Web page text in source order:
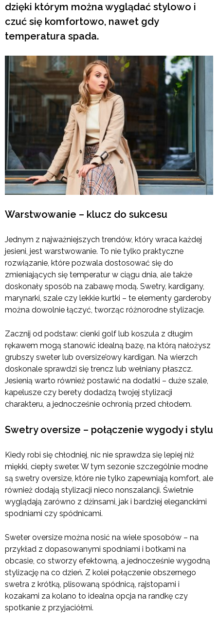
dzięki którym można wyglądać stylowo i
czuć się komfortowo, nawet gdy
temperatura spada.
Warstwowanie – klucz do sukcesu
Jednym z najważniejszych trendów, który wraca każdej
jesieni, jest warstwowanie. To nie tylko praktyczne
rozwiązanie, które pozwala dostosować się do
zmieniających się temperatur w ciągu dnia, ale także
doskonały sposób na zabawę modą. Swetry, kardigany,
marynarki, szale czy lekkie kurtki – te elementy garderoby
można dowolnie łączyć, tworząc różnorodne stylizacje.
Zacznij od podstaw: cienki golf lub koszula z długim
rękawem mogą stanowić idealną bazę, na którą nałożysz
grubszy sweter lub oversize’owy kardigan. Na wierzch
doskonale sprawdzi się trencz lub wełniany płaszcz.
Jesienią warto również postawić na dodatki – duże szale,
kapelusze czy berety dodadzą twojej stylizacji
charakteru, a jednocześnie ochronią przed chłodem.
Swetry oversize – połączenie wygody i stylu
Kiedy robi się chłodniej, nic nie sprawdza się lepiej niż
miękki, ciepły sweter. W tym sezonie szczególnie modne
są swetry oversize, które nie tylko zapewniają komfort, ale
również dodają stylizacji nieco nonszalancji. Świetnie
wyglądają zarówno z dżinsami, jak i bardziej eleganckimi
spodniami czy spódnicami.
Sweter oversize można nosić na wiele sposobów – na
przykład z dopasowanymi spodniami i botkami na
obcasie, co stworzy efektowną, a jednocześnie wygodną
stylizację na co dzień. Z kolei połączenie obszernego
swetra z krótką, plisowaną spódnicą, rajstopami i
kozakami za kolano to idealna opcja na randkę czy
spotkanie z przyjaciółmi.